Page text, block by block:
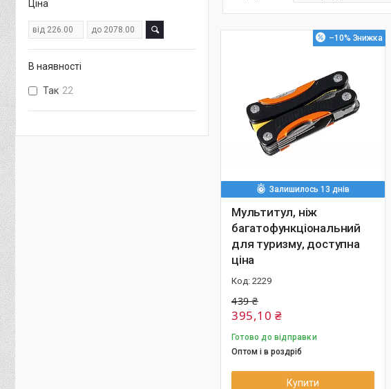
–10%
Залишилось 13 днів
Мультитул, ніж
багатофункціональний
для туризму, доступна
ціна
2229
439 ₴
395,10 ₴
Готово до відправки
Оптом і в роздріб
Купити
Ціна
В наявності
Так 22